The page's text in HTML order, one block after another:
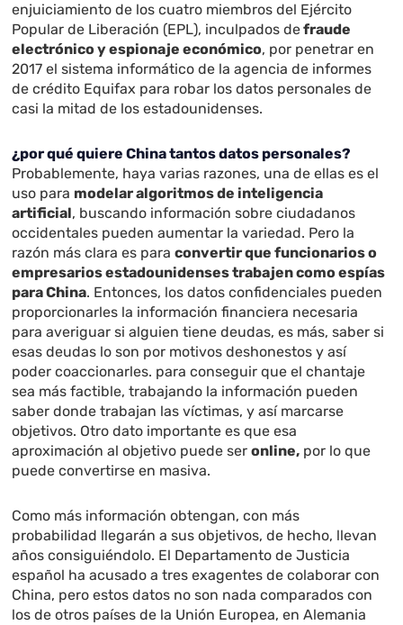
enjuiciamiento de los cuatro miembros del Ejército
Popular de Liberación (EPL), inculpados defraude
electrónico y espionaje económico, por penetrar en
2017 el sistema informático de la agencia de informes
de crédito Equifax para robar los datos personales de
casi la mitad de los estadounidenses.
¿por qué quiere China tantos datos personales?
Probablemente, haya varias razones, una de ellas es el
uso para modelar algoritmos de inteligencia
artificial, buscando información sobre ciudadanos
occidentales pueden aumentar la variedad. Pero la
razón más clara es paraconvertir que funcionarios o
empresarios estadounidenses trabajen como espías
para China. Entonces, los datos confidenciales pueden
proporcionarles la información financiera necesaria
para averiguar si alguien tiene deudas, es más, saber si
esas deudas lo son por motivos deshonestos y así
poder coaccionarles. para conseguir que el chantaje
sea más factible, trabajando la información pueden
saber donde trabajan las víctimas, y así marcarse
objetivos. Otro dato importante es que esa
aproximación al objetivo puede seronline, por lo que
puede convertirse en masiva.
Como más información obtengan, con más
probabilidad llegarán a sus objetivos, de hecho, llevan
años consiguiéndolo. El Departamento de Justicia
español ha acusado a tres exagentes de colaborar con
China, pero estos datos no son nada comparados con
los de otros países de la Unión Europea, en Alemania